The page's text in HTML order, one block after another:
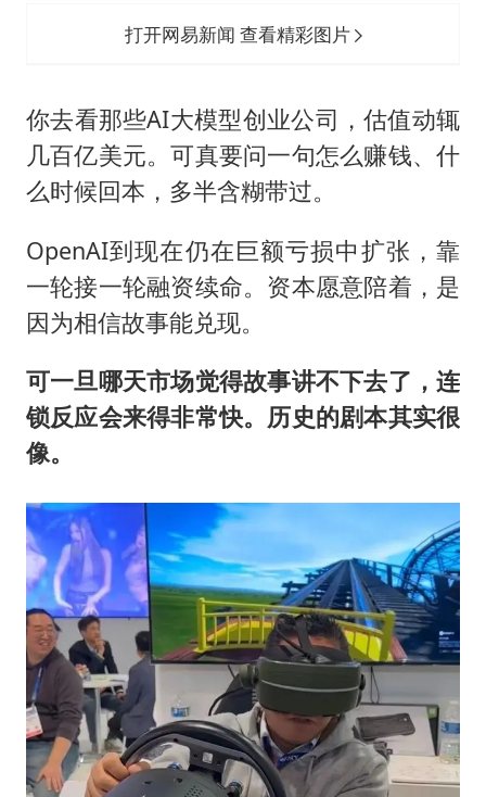
打开网易新闻 查看精彩图片
你去看那些AI大模型创业公司，估值动辄
几百亿美元。可真要问一句怎么赚钱、什
么时候回本，多半含糊带过。
OpenAI到现在仍在巨额亏损中扩张，靠
一轮接一轮融资续命。资本愿意陪着，是
因为相信故事能兑现。
可一旦哪天市场觉得故事讲不下去了，连
锁反应会来得非常快。历史的剧本其实很
像。